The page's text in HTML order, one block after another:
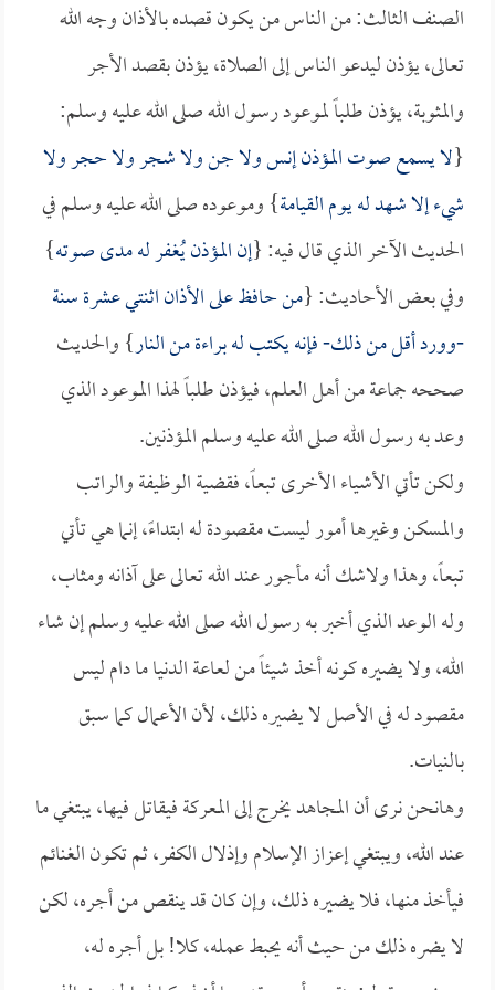
الصنف الثالث: من الناس من يكون قصده بالأذان وجه الله
تعالى، يؤذن ليدعو الناس إلى الصلاة، يؤذن بقصد الأجر
والمثوبة، يؤذن طلباً لموعود رسول الله صلى الله عليه وسلم:
{لا يسمع صوت المؤذن إنس ولا جن ولا شجر ولا حجر ولا
شيء إلا شهد له يوم القيامة} وموعوده صلى الله عليه وسلم في
الحديث الآخر الذي قال فيه: {إن المؤذن يُغفر له مدى صوته}
وفي بعض الأحاديث: {من حافظ على الأذان اثنتي عشرة سنة
-وورد أقل من ذلك- فإنه يكتب له براءة من النار} والحديث
صححه جماعة من أهل العلم، فيؤذن طلباً لهذا الموعود الذي
وعد به رسول الله صلى الله عليه وسلم المؤذنين.
ولكن تأتي الأشياء الأخرى تبعاً، فقضية الوظيفة والراتب
والمسكن وغيرها أمور ليست مقصودة له ابتداءً، إنما هي تأتي
تبعاً، وهذا ولاشك أنه مأجور عند الله تعالى على آذانه ومثاب،
وله الوعد الذي أخبر به رسول الله صلى الله عليه وسلم إن شاء
الله، ولا يضيره كونه أخذ شيئاً من لعاعة الدنيا ما دام ليس
مقصود له في الأصل لا يضيره ذلك، لأن الأعمال كما سبق
بالنيات.
وهانحن نرى أن المجاهد يخرج إلى المعركة فيقاتل فيها، يبتغي ما
عند الله، ويبتغي إعزاز الإسلام وإذلال الكفر، ثم تكون الغنائم
فيأخذ منها، فلا يضيره ذلك، وإن كان قد ينقص من أجره، لكن
لا يضره ذلك من حيث أنه يحبط عمله، كلا! بل أجره له،